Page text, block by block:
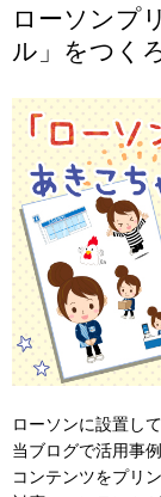
ローソンプ
ル」をつく
ローソンに設置し
当ブログで活用事
コンテンツをプリ